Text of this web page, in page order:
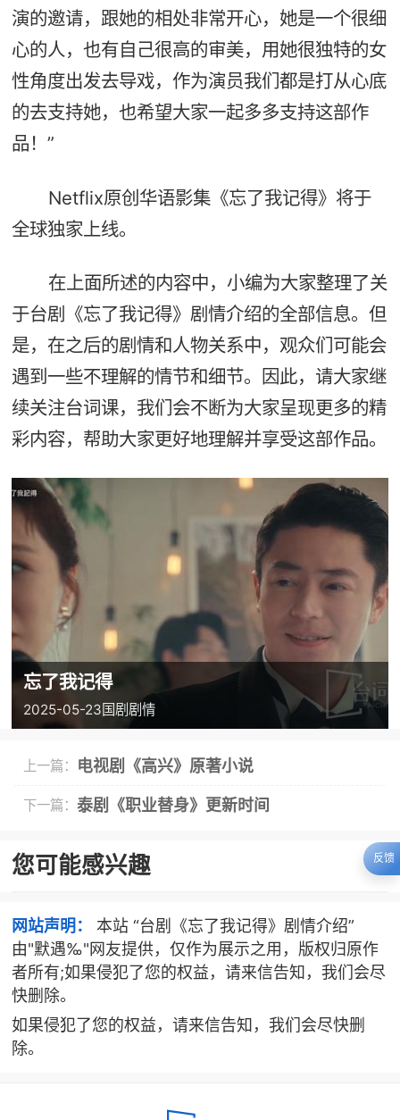
演的邀请，跟她的相处非常开心，她是一个很细
心的人，也有自己很高的审美，用她很独特的女
性角度出发去导戏，作为演员我们都是打从心底
的去支持她，也希望大家一起多多支持这部作
品！”
Netflix原创华语影集《忘了我记得》将于
全球独家上线。
在上面所述的内容中，小编为大家整理了关
于台剧《忘了我记得》剧情介绍的全部信息。但
是，在之后的剧情和人物关系中，观众们可能会
遇到一些不理解的情节和细节。因此，请大家继
续关注台词课，我们会不断为大家呈现更多的精
彩内容，帮助大家更好地理解并享受这部作品。
忘了我记得
2025-05-23 国剧剧情
上一篇： 电视剧《高兴》原著小说
下一篇： 泰剧《职业替身》更新时间
您可能感兴趣
网站声明：
本站 “台剧《忘了我记得》剧情介绍”
由"默遇‰"网友提供，仅作为展示之用，版权归原作
者所有;如果侵犯了您的权益，请来信告知，我们会尽
快删除。
如果侵犯了您的权益，请来信告知，我们会尽快删
除。
反馈